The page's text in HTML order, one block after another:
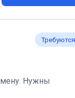
Требуются
Нужны